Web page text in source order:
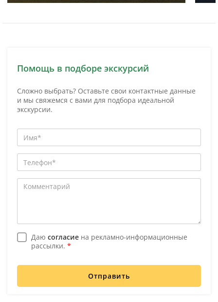
Помощь в подборе экскурсий
Сложно выбрать? Оставьте свои контактные данные
и мы свяжемся с вами для подбора идеальной
экскурсии.
Даю согласие на рекламно-информационные
рассылки. *
Отправить